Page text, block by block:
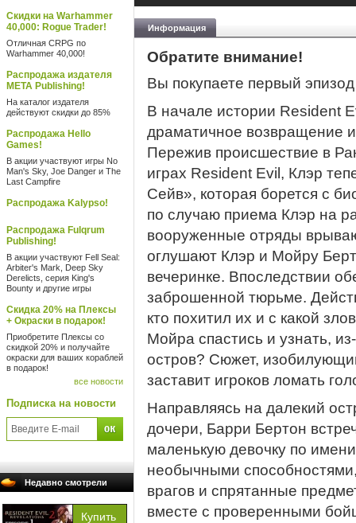
Скидки на Warhammer
40,000: Rogue Trader!
Отличная CRPG по
Warhammer 40,000!
Распродажа издателя
META Publishing!
На каталог издателя
действуют скидки до 85%
Распродажа Hello
Games!
В акции участвуют игры No
Man's Sky, Joe Danger и The
Last Campfire
Распродажа Kalypso!
Распродажа Fulqrum
Publishing!
В акции участвуют Fell Seal:
Arbiter's Mark, Deep Sky
Derelicts, серия King's
Bounty и другие игры
Скидка 20% на Плексы
+ Окраски в подарок!
Приобретите Плексы со
скидкой 20% и получайте
окраски для ваших кораблей
в подарок!
все новости
Подписка на новости
Недавно смотрели
Информация
Обратите внимание!
Вы покупаете первый
В начале истории Resident
драматичное возвращение
Пережив происшествие в
играх Resident Evil, Клэр
Сейв», которая борется с
по случаю приема Клэр на
вооруженные отряды
оглушают Клэр и Мойру
вечеринке. Впоследствии
заброшенной тюрьме.
кто похитил их и с какой
Мойра спастись и узнать,
остров? Сюжет,
заставит игроков ломать
Направляясь на далекий
дочери, Барри Бертон
маленькую девочку по
необычными
врагов и спрятанные
вместе с проверенными